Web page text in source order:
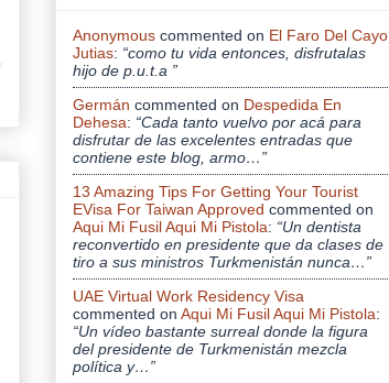
Anonymous commented on El Faro Del Cayo
Jutias: “como tu vida entonces, disfrutalas
hijo de p.u.t.a ”
Germán commented on Despedida En
Dehesa: “Cada tanto vuelvo por acá para
disfrutar de las excelentes entradas que
contiene este blog, armo…”
13 Amazing Tips For Getting Your Tourist
EVisa For Taiwan Approved commented on
Aqui Mi Fusil Aqui Mi Pistola: “Un dentista
reconvertido en presidente que da clases de
tiro a sus ministros Turkmenistán nunca…”
UAE Virtual Work Residency Visa
commented on Aqui Mi Fusil Aqui Mi Pistola:
“Un vídeo bastante surreal donde la figura
del presidente de Turkmenistán mezcla
política y…”